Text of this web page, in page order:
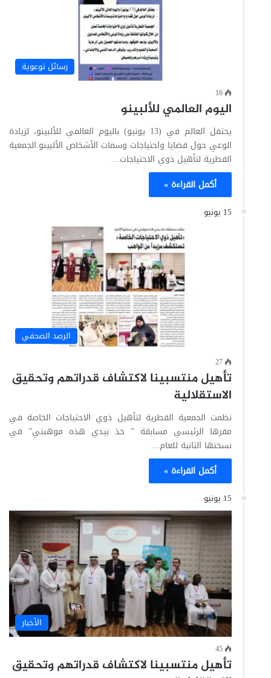
رسائل توعوية
16
اليوم العالمي للألبينو
يحتفل العالم في (13 يونيو) باليوم العالمي للألبينو، لزيادة
الوعي حول قضايا واحتياجات وسمات الأشخاص الألبينو.الجمعية
القطرية لتأهيل ذوي الاحتياجات…
أكمل القراءة »
15 يونيو
الرصد الصحفي
27
تأهيل منتسبينا لاكتشاف قدراتهم وتحقيق
الاستقلالية
نظمت الجمعية القطرية لتأهيل ذوي الاحتياجات الخاصة في
مقرها الرئيسي مسابقة ” خذ بيدي هذه موهبتي” في
نسختها الثانية للعام…
أكمل القراءة »
15 يونيو
الأخبار
45
تأهيل منتسبينا لاكتشاف قدراتهم وتحقيق